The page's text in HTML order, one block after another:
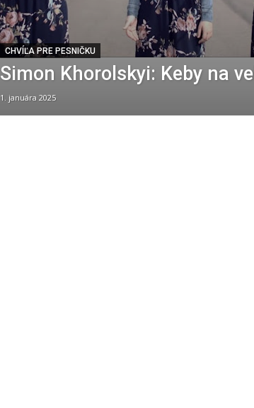
CHVÍĽA PRE PESNIČKU
Simon Khorolskyi: Keby na
1. januára 2025